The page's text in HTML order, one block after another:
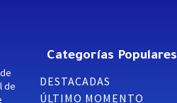
de
Categorías Populares
DESTACADAS
ÚLTIMO MOMENTO